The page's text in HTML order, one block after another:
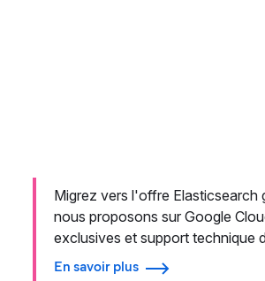
Migrez vers l'offre Elasticsearch
nous proposons sur Google
exclusives et support technique
En savoir plus